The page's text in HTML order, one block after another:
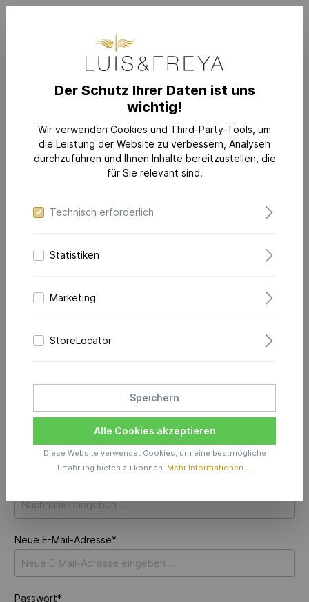
Ich bin bereits Kunde
Einloggen mit E-Mail-Adresse und Passwort
Ihre E-Mail-Adresse
Ihr Passwort
Anmelden
Ich bin Neukunde
Neue E-Mail-Adresse*
Passwort*
Der Schutz Ihrer Daten ist uns
wichtig!
Wir verwenden Cookies und Third-Party-Tools, um
die Leistung der Website zu verbessern, Analysen
durchzuführen und Ihnen Inhalte bereitzustellen, die
für Sie relevant sind.
Technisch erforderlich
Statistiken
Marketing
StoreLocator
Speichern
Alle Cookies akzeptieren
Diese Website verwendet Cookies, um eine bestmögliche
Erfahrung bieten zu können. Mehr Informationen ...